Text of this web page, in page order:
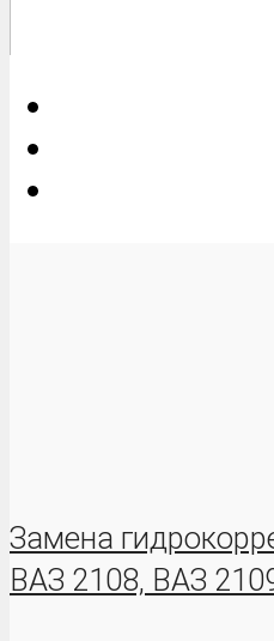
Замена
ВАЗ 2108, ВАЗ